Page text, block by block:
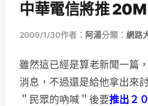
中華電信將推
2009/1/30作者： 阿湯分類： 網路
雖然這已經是算老新聞一篇
消息， 不過還是給他拿出來
＂民眾的吶喊＂後要推出２